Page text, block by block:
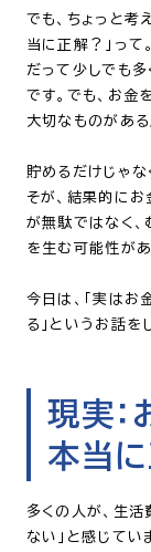
でも、ちょっと考
当に正解？」って
だって少しでも
です。でも、お金
大切なものがある
貯めるだけじゃな
そが、結果的にお
が無駄ではなく
を生む可能性があ
今日は、「実はお
る」というお話を
現実
本当
多くの人が、生
ない」と感じてい